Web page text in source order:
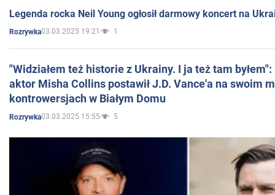
Legenda rocka Neil Young ogłosił darmowy koncert na
Rozrywka03.03.2025 19:21 1
"Widziałem też historie z Ukrainy. I ja też tam
aktor Misha Collins postawił J.D. Vance'a na swoim
kontrowersjach w Białym Domu
Rozrywka03.03.2025 15:55 5